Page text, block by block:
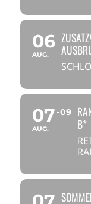
06
AUG.
07
AUG.
09
B*